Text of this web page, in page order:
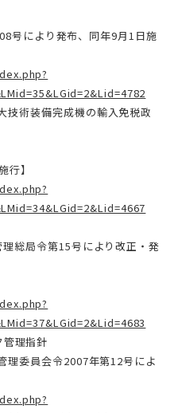
号により発布、同年9月1日施
技術装備完成機の輸入免税政
行】
総局令第15号により改正・発
理指針
理委員会令2007年第12号によ